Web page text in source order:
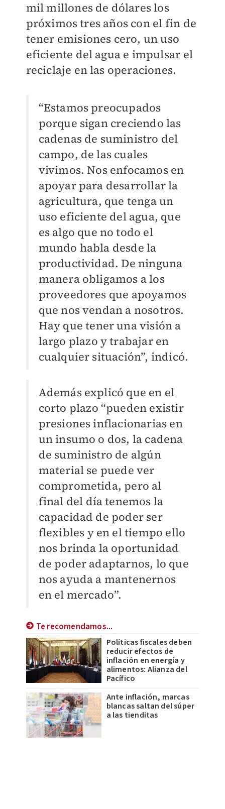
mil millones de dólares los
próximos tres años con el fin de
tener emisiones cero, un uso
eficiente del agua e impulsar el
reciclaje en las operaciones.
“Estamos preocupados
porque sigan creciendo las
cadenas de suministro del
campo, de las cuales
vivimos. Nos enfocamos en
apoyar para desarrollar la
agricultura, que tenga un
uso eficiente del agua, que
es algo que no todo el
mundo habla desde la
productividad. De ninguna
manera obligamos a los
proveedores que apoyamos
que nos vendan a nosotros.
Hay que tener una visión a
largo plazo y trabajar en
cualquier situación”, indicó.
Además explicó que en el
corto plazo “pueden existir
presiones inflacionarias en
un insumo o dos, la cadena
de suministro de algún
material se puede ver
comprometida, pero al
final del día tenemos la
capacidad de poder ser
flexibles y en el tiempo ello
nos brinda la oportunidad
de poder adaptarnos, lo que
nos ayuda a mantenernos
en el mercado”.
Te recomendamos...
Políticas fiscales deben
reducir efectos de
inflación en energía y
alimentos: Alianza del
Pacífico
Ante inflación, marcas
blancas saltan del súper
a las tienditas